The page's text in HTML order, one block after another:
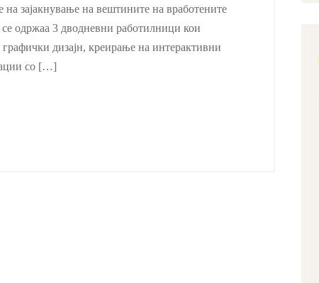
зајакнување на вештините на вработените
се одржаа 3 дводневни работилници кои
дизајн, креирање на интерактивни
со […]